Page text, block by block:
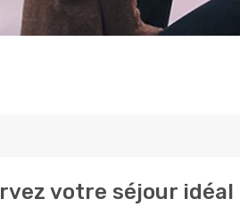
votre séjour